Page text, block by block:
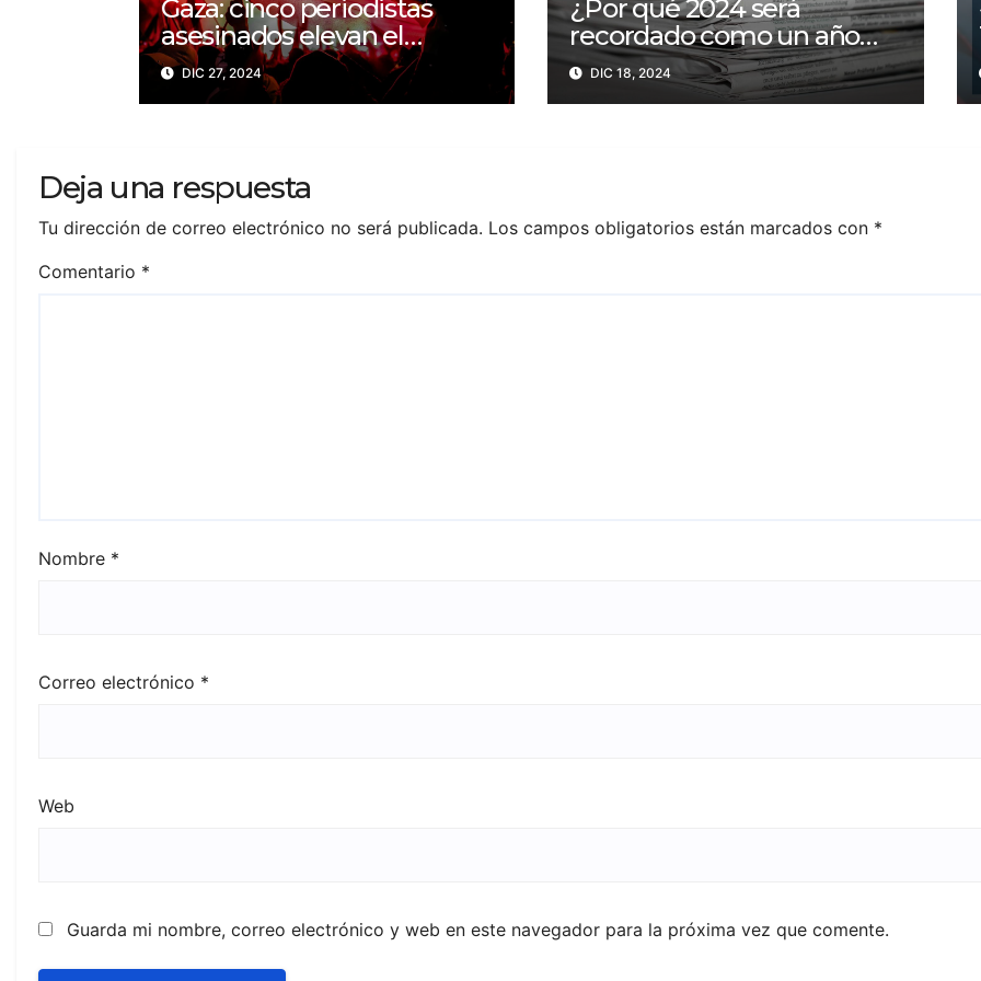
Gaza: cinco periodistas
asesinados elevan el
balance a 200 trabajadores
de la prensa muertos en
DIC 27, 2024
¿Por qué 2024 será
recordado como un año
trágico para la libertad de
prensa? Un tercio de los
DIC 18, 2024
Deja una respuesta
Tu dirección de correo electrónico no será publicada. Los campos obligatorios están marcados con *
Comentario *
Nombre *
Correo electrónico *
Web
Guarda mi nombre, correo electrónico y web en este navegador para la próxima vez que comente.